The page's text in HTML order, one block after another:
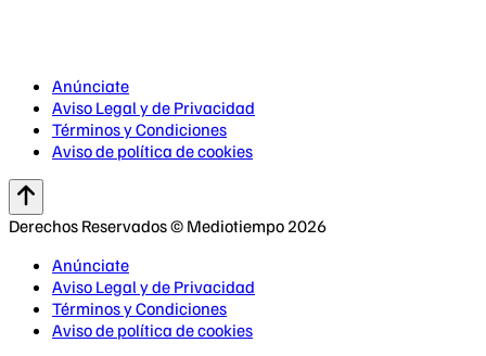
Anúnciate
Aviso Legal y de Privacidad
Términos y Condiciones
Aviso de política de cookies
Derechos Reservados © Mediotiempo 2026
Anúnciate
Aviso Legal y de Privacidad
Términos y Condiciones
Aviso de política de cookies